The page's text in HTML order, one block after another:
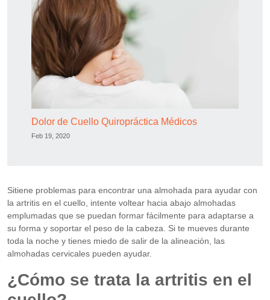
Dolor de Cuello Quiropráctica Médicos
Feb 19, 2020
Sitiene problemas para encontrar una almohada para ayudar con
la artritis en el cuello, intente voltear hacia abajo almohadas
emplumadas que se puedan formar fácilmente para adaptarse a
su forma y soportar el peso de la cabeza. Si te mueves durante
toda la noche y tienes miedo de salir de la alineación, las
almohadas cervicales pueden ayudar.
¿Cómo se trata la artritis en el